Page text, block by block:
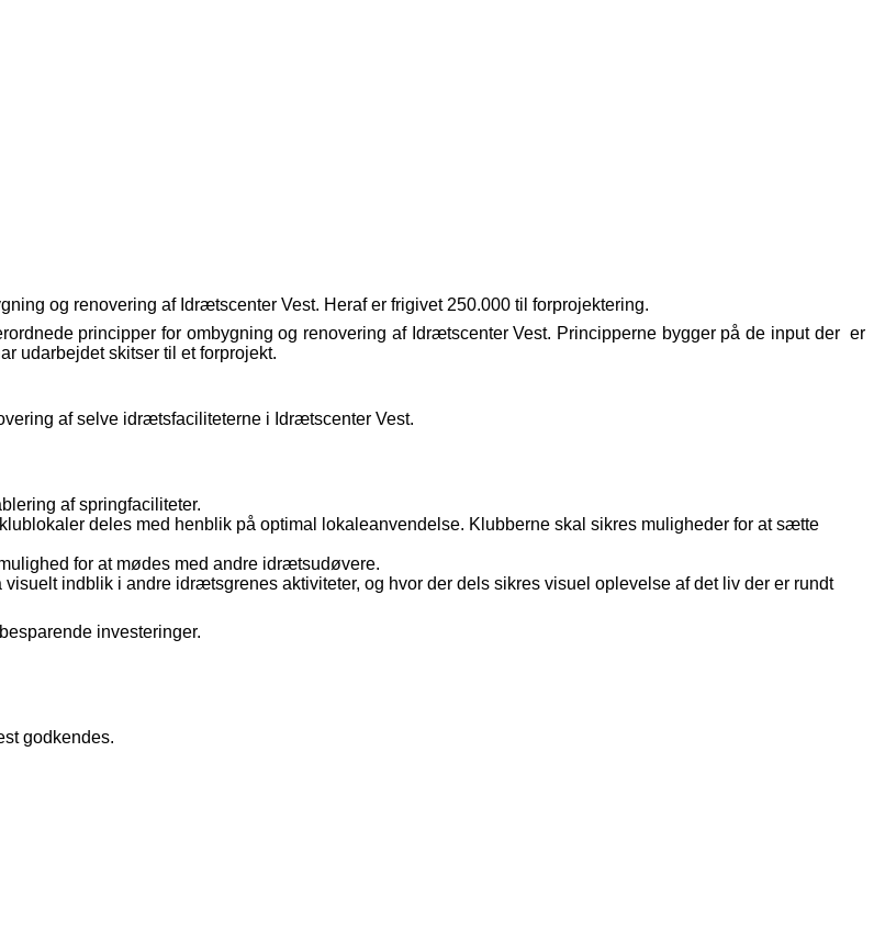
og renovering af Idrætscenter Vest. Heraf er frigivet 250.000 til forprojektering.
principper for ombygning og renovering af Idrætscenter Vest. Principperne bygger på de input der er
udarbejdet skitser til et forprojekt.
af selve idrætsfaciliteterne i Idrætscenter Vest.
af springfaciliteter.
deles med henblik på optimal lokaleanvendelse. Klubberne skal sikres muligheder for at sætte
for at mødes med andre idrætsudøvere.
visuelt indblik i andre idrætsgrenes aktiviteter, og hvor der dels sikres visuel oplevelse af det liv der er rundt
investeringer.
godkendes.